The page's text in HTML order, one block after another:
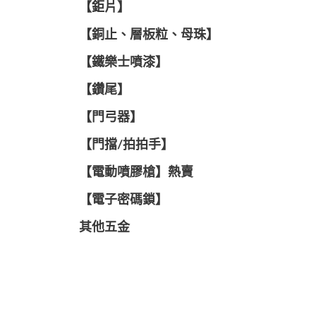
【鉅片】
【銅止、層板粒、母珠】
【鐵樂士噴漆】
【鑽尾】
【門弓器】
【門擋/拍拍手】
【電動噴膠槍】熱賣
【電子密碼鎖】
其他五金